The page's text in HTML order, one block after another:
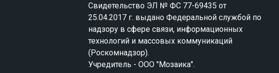
Свидетельство ЭЛ № ФС 77-69435 от
25.04.2017 г. выдано Федеральной службой по
надзору в сфере связи, информационных
технологий и массовых коммуникаций
(Роскомнадзор).
Учредитель - ООО "Мозаика".